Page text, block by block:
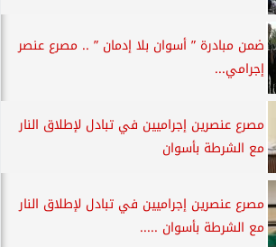
ضمن مبادرة ” أسوان بلا إدمان ” .. مصرع عنصر
إجرامي...
مصرع عنصرين إجراميين في تبادل لإطلاق النار
مع الشرطة بأسوان
مصرع عنصرين إجراميين في تبادل لإطلاق النار
مع الشرطة بأسوان .....